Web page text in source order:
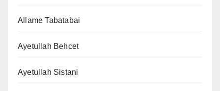
Allame Tabatabai
Ayetullah Behcet
Ayetullah Sistani